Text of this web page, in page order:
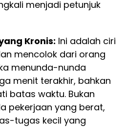
menjadi petunjuk
Kronis: Ini adalah ciri
mencolok dari orang
menunda-nunda
menit terakhir, bahkan
batas waktu. Bukan
pekerjaan yang berat,
tugas kecil yang